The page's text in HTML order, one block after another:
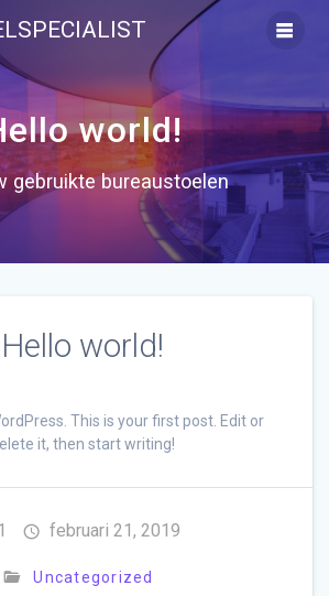
naar
world!
gebruikte bureaustoelen
Hello world!
This is your first post. Edit or
it, then start writing!
februari 21, 2019
Uncategorized